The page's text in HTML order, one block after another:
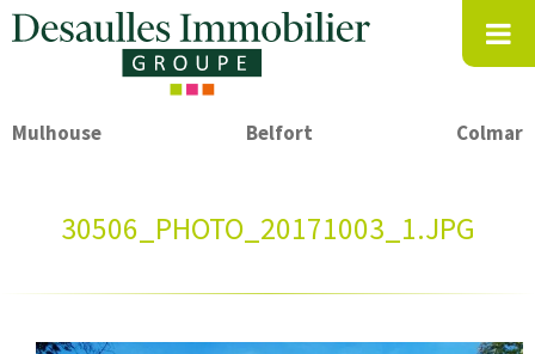
Mulhouse Belfort Colmar
30506_PHOTO_20171003_1.JPG